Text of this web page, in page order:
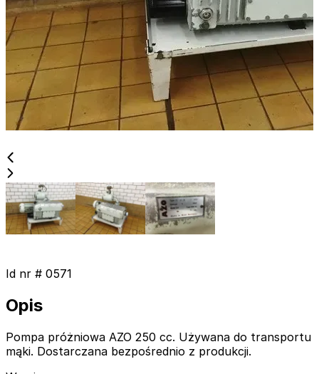
Id nr # 0571
Opis
Pompa próżniowa AZO 250 cc. Używana do transportu
mąki. Dostarczana bezpośrednio z produkcji.